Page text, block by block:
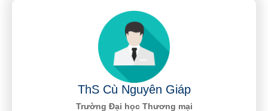
ThS Cù Nguyên Giáp
Trường Đại học Thương mại